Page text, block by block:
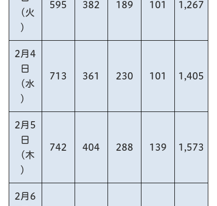
（火
）
595 382 189 101 1,267
2月4
日
（水
）
713 361 230 101 1,405
2月5
日
（木
）
742 404 288 139 1,573
2月6